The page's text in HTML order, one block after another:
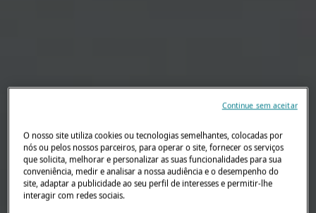
O nosso site utiliza cookies ou tecnologias semelhantes, colocadas por
nós ou pelos nossos parceiros, para operar o site, fornecer os serviços
que solicita, melhorar e personalizar as suas funcionalidades para sua
conveniência, medir e analisar a nossa audiência e o desempenho do
site, adaptar a publicidade ao seu perfil de interesses e permitir-lhe
interagir com redes sociais.
Continue sem aceitar